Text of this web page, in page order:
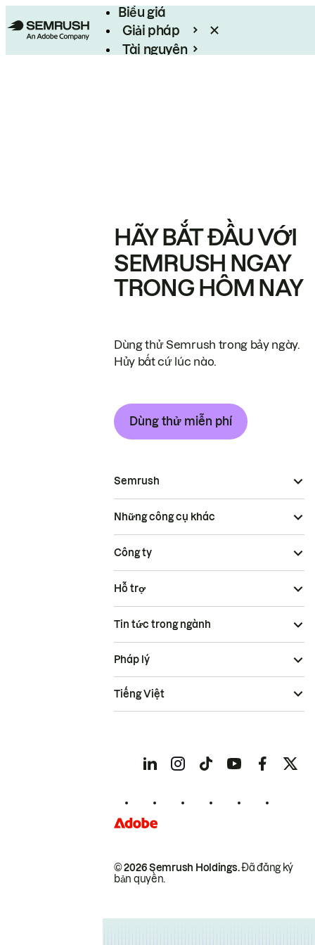
Biểu giá
Giải pháp
Tài nguyên
HÃY BẮT ĐẦU VỚI
SEMRUSH NGAY
TRONG HÔM NAY
Dùng thử Semrush trong bảy ngày.
Hủy bất cứ lúc nào.
Dùng thử miễn phí
Semrush
Những công cụ khác
Công ty
Hỗ trợ
Tin tức trong ngành
© 2026 Semrush Holdings.Đã đăng ký
bản quyền.
Pháp lý
Tiếng Việt